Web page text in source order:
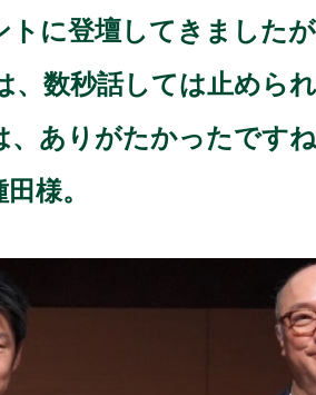
トに登壇してきました
、数秒話しては止めら
ありがたかったですね
様。